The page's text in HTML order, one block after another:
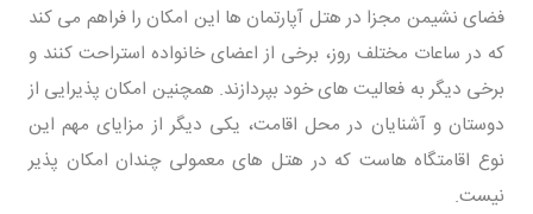
فضای نشیمن مجزا در هتل آپارتمان ها این امکان را فراهم می کند
که در ساعات مختلف روز، برخی از اعضای خانواده استراحت کنند و
برخی دیگر به فعالیت های خود بپردازند. همچنین امکان پذیرایی از
دوستان و آشنایان در محل اقامت، یکی دیگر از مزایای مهم این
نوع اقامتگاه هاست که در هتل های معمولی چندان امکان پذیر
نیست.